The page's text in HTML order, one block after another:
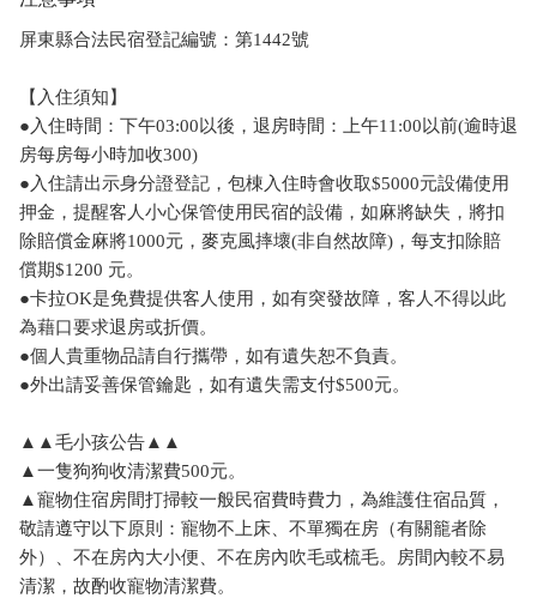
屏東縣合法民宿登記編號：第1442號
【入住須知】
●入住時間：下午03:00以後，退房時間：上午11:00以前(逾時退
房每房每小時加收300)
●入住請出示身分證登記，包棟入住時會收取$5000元設備使用
押金，提醒客人小心保管使用民宿的設備，如麻將缺失，將扣
除賠償金麻將1000元，麥克風摔壞(非自然故障)，每支扣除賠
償期$1200 元。
●卡拉OK是免費提供客人使用，如有突發故障，客人不得以此
為藉口要求退房或折價。
●個人貴重物品請自行攜帶，如有遺失恕不負責。
●外出請妥善保管鑰匙，如有遺失需支付$500元。
▲▲毛小孩公告▲▲
▲一隻狗狗收清潔費500元。
▲寵物住宿房間打掃較一般民宿費時費力，為維護住宿品質，
敬請遵守以下原則：寵物不上床、不單獨在房（有關籠者除
外）、不在房內大小便、不在房內吹毛或梳毛。房間內較不易
清潔，故酌收寵物清潔費。